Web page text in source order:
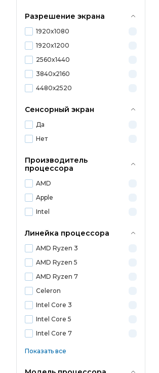
Разрешение экрана
1920x1080
1920x1200
2560x1440
3840х2160
4480х2520
Сенсорный экран
Да
Нет
Производитель
процессора
AMD
Apple
Intel
Линейка процессора
AMD Ryzen 3
AMD Ryzen 5
AMD Ryzen 7
Celeron
Intel Core 3
Intel Core 5
Intel Core 7
Показать все